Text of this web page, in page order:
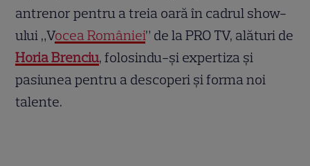
antrenor pentru a treia oară în cadrul show-
ului „Vocea României” de la PRO TV, alături de
Horia Brenciu, folosindu-și expertiza și
pasiunea pentru a descoperi și forma noi
talente.